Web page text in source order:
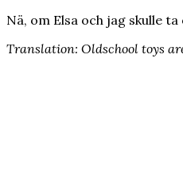
Nä, om Elsa och jag skulle
Translation: Oldschool toys